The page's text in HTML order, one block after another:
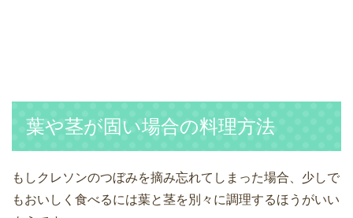
葉や茎が固い場合の料理方法
もしクレソンのつぼみを摘み忘れてしまった場合、少しで
もおいしく食べるには葉と茎を別々に調理するほうがいい